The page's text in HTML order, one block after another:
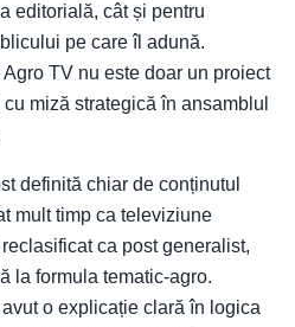
editorială, cât și pentru
pe care îl adună.
TV nu este doar un proiect
miză strategică în ansamblul
definită chiar de conținutul
mult timp ca televiziune
ca post generalist,
la formula tematic-agro.
o explicație clară în logica